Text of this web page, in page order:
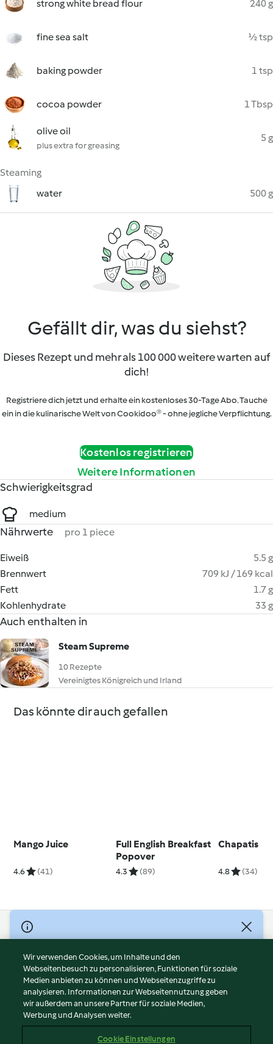
strong white bread flour
240 g
fine sea salt ½ tsp
baking powder 1 tsp
cocoa powder 1 Tbsp
olive oil
plus extra for greasing
5 g
Steaming
water
500 g
Gefällt dir, was du siehst?
Dieses Rezept und mehr als 100 000 weitere warten auf
dich!
Registriere dich jetzt und erhalte ein kostenloses 30-Tage Abo. Tauche
ein in die kulinarische Welt von Cookidoo® - ohne jegliche Verpflichtung.
Kostenlos registrieren
Weitere Informationen
Schwierigkeitsgrad
medium
Nährwerte pro 1 piece
Eiweiß
5.5 g
Brennwert
709 kJ / 169 kcal
Fett
1.7 g
Kohlenhydrate
33 g
Auch enthalten in
Steam Supreme
10 Rezepte
Vereinigtes Königreich und Irland
Das könnte dir auch gefallen
Mango Juice
4.6 (41)
Full English Breakfast
Popover
4.3 (89)
Chapatis
4.8 (34)
© Copyright 2026
Nutzungsbedingungen
Datenschutzrichtlinien
Disclaimer
Impressum
Cookies
Wir verwenden Cookies, um Inhalte und den
Webseitenbesuch zu personalisieren, Funktionen für soziale
Medien anbieten zu können und Webseitenzugriffe zu
analysieren. Informationen zur Webseitennutzung geben
wir außerdem an unsere Partner für soziale Medien,
Werbung und Analysen weiter.
Cookie Einstellungen